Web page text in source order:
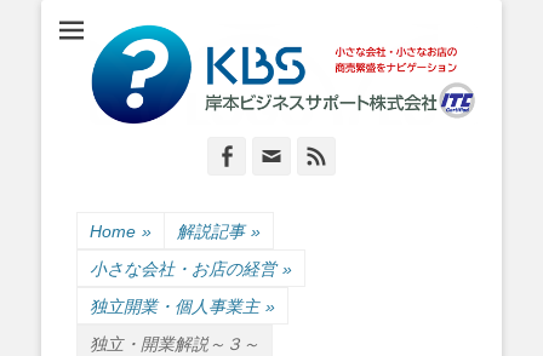
岸本ビジネスサポ
ート株式会社
小さな会社・小さなお店のIT経営をナビゲーション
Facebook
Email
Home » 解説記事 »
小さな会社・お店の経営 »
独立開業・個人事業主 »
独立・開業解説～３～